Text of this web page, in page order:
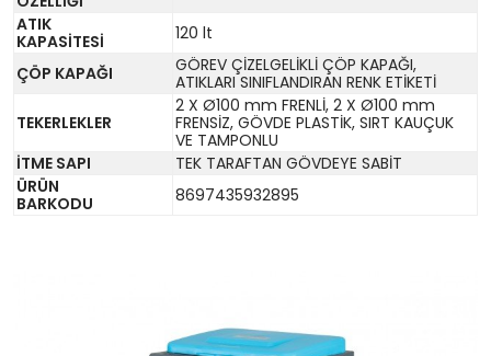
ATIK
KAPASİTESİ
120 lt
ÇÖP KAPAĞI
GÖREV ÇİZELGELİKLİ ÇÖP KAPAĞI,
ATIKLARI SINIFLANDIRAN RENK ETİKETİ
TEKERLEKLER
2 X Ø100 mm FRENLİ, 2 X Ø100 mm
FRENSİZ, GÖVDE PLASTİK, SIRT KAUÇUK
VE TAMPONLU
İTME SAPI
TEK TARAFTAN GÖVDEYE SABİT
ÜRÜN
BARKODU
8697435932895